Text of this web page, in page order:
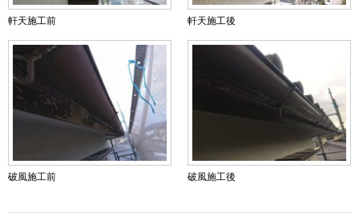
軒天施工前 軒天施工後
破風施工前 破風施工後